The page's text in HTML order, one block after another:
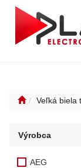
Veľká biela
Výrobca
AEG